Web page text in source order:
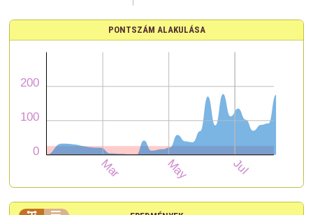
PONTSZÁM ALAKULÁSA